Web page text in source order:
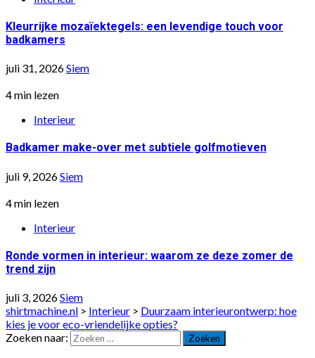
Kleurrijke mozaïektegels: een levendige touch voor
badkamers
juli 31, 2026Siem
4 min lezen
Interieur
Badkamer make-over met subtiele golfmotieven
juli 9, 2026Siem
4 min lezen
Interieur
Ronde vormen in interieur: waarom ze deze zomer de
trend zijn
juli 3, 2026Siem
shirtmachine.nl > Interieur > Duurzaam interieurontwerp: hoe
kies je voor eco-vriendelijke opties?
Zoeken naar: